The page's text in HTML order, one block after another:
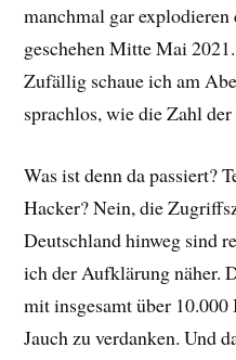
manchmal gar
geschehen Mitte Mai
Zufällig schaue ich am
sprachlos, wie die Zahl
Was ist denn da passiert?
Hacker? Nein, die
Deutschland hinweg sind
ich der Aufklärung näher.
mit insgesamt über
Jauch zu verdanken. Und